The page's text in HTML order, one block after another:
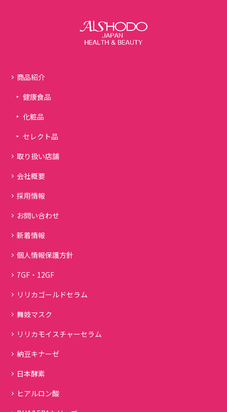
商品紹介
健康食品
化粧品
セレクト品
取り扱い店舗
会社概要
採用情報
お問い合わせ
新着情報
個人情報保護方針
7GF・12GF
リリカゴールドセラム
舞妓マスク
リリカモイスチャーセラム
納豆キナーゼ
日本酵素
ヒアルロン酸